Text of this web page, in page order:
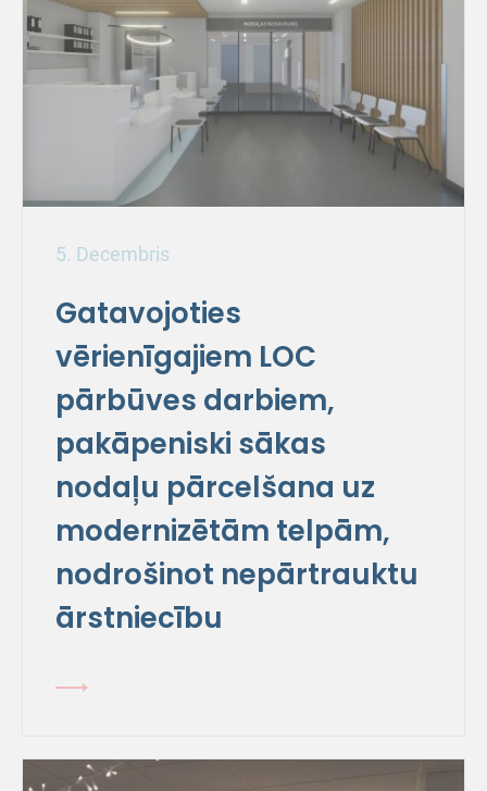
5. Decembris
Gatavojoties
vērienīgajiem LOC
pārbūves darbiem,
pakāpeniski sākas
nodaļu pārcelšana uz
modernizētām telpām,
nodrošinot nepārtrauktu
ārstniecību